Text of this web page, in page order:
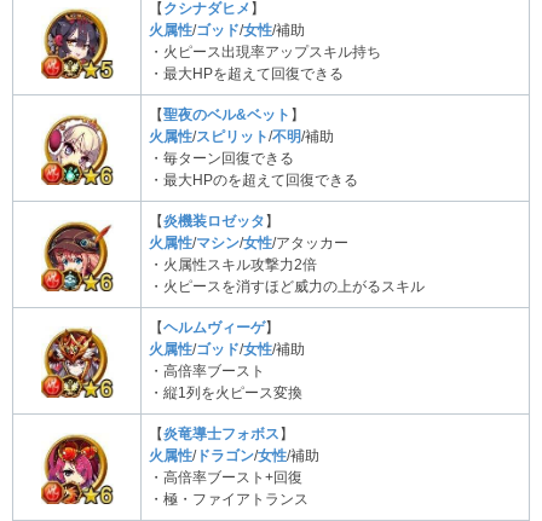
【 クシナダヒメ 】
火属性/ゴッド/女性/補助
・火ピース出現率アップスキル持ち
・最大HPを超えて回復できる
【聖夜のベル&ベット 】
火属性/スピリット/不明/補助
・毎ターン回復できる
・最大HPのを超えて回復できる
【炎機装ロゼッタ 】
火属性/マシン/女性/アタッカー
・火属性スキル攻撃力2倍
・火ピースを消すほど威力の上がるスキル
【ヘルムヴィーゲ】
火属性/ゴッド/女性/補助
・高倍率ブースト
・縦1列を火ピース変換
【炎竜導士フォボス 】
火属性/ ドラゴン/女性/補助
・高倍率ブースト+回復
・極・ファイアトランス